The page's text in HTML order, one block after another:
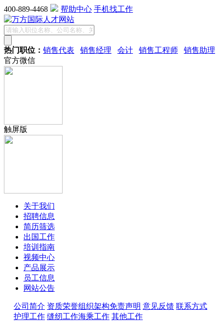
400-889-4468 帮助中心 手机找工作
热门职位： 销售代表 销售经理 会计 销售工程师
销售助理
官方微信
触屏版
关于我们
招聘信息
简历筛选
出国工作
培训指南
视频中心
产品展示
员工信息
网站公告
公司简介 资质荣誉组织架构免责声明 意见反馈 联系方式
护理工作 缝纫工作海乘工作 其他工作